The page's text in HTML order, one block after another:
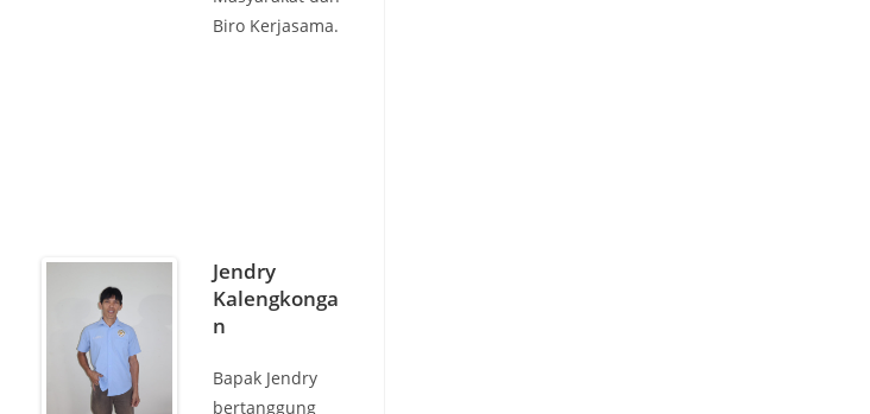
Biro Kerjasama.
Jendry
Kalengkonga
n
Bapak Jendry
bertanggung